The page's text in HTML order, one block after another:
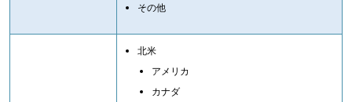
その他
北米
アメリカ
カナダ